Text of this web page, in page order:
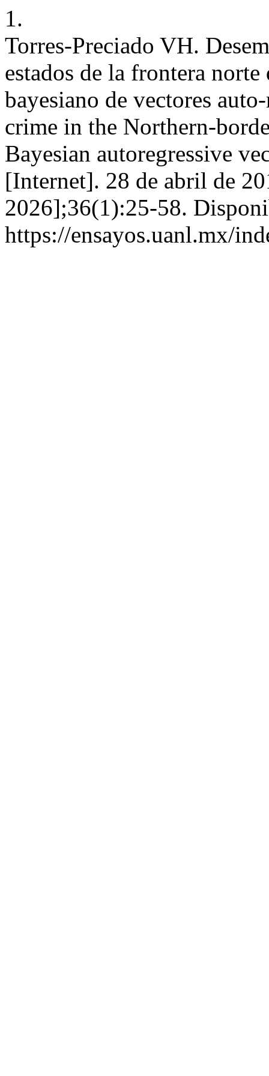
1.
Torres-Preciado VH.
estados de la frontera
bayesiano de vectores
crime in the Northern-
Bayesian autoregressive
[Internet]. 28 de abril de
2026];36(1):25-58.
https://ensayos.uanl.mx/